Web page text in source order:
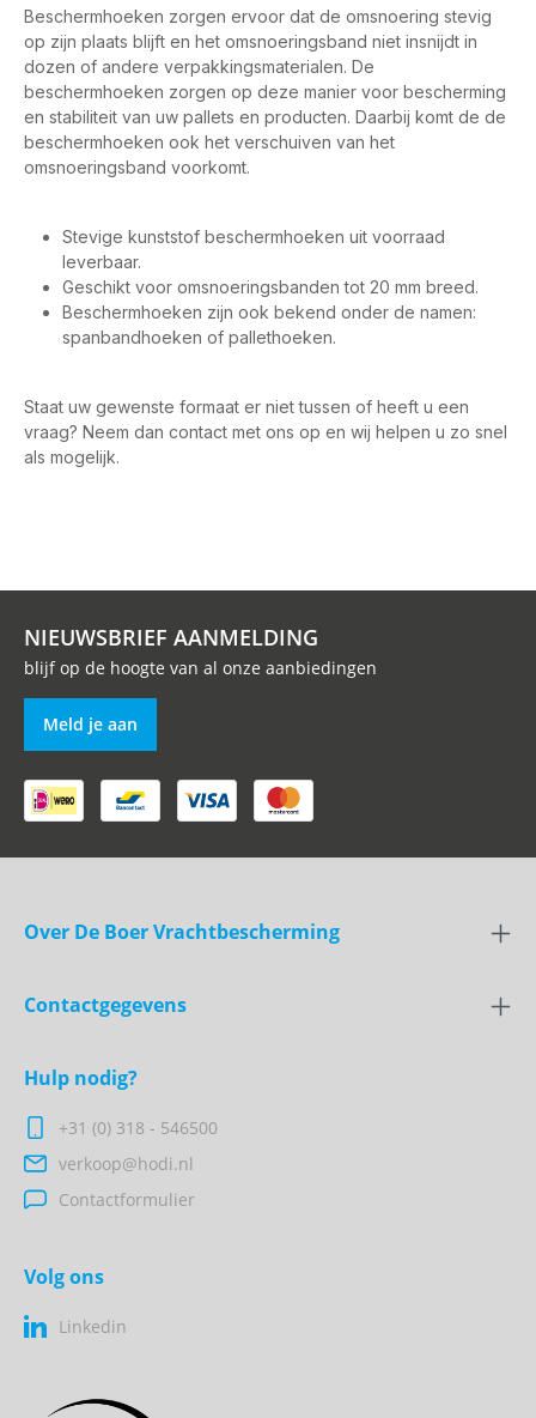
Beschermhoeken zorgen ervoor dat de omsnoering stevig
op zijn plaats blijft en het omsnoeringsband niet insnijdt in
dozen of andere verpakkingsmaterialen. De
beschermhoeken zorgen op deze manier voor bescherming
en stabiliteit van uw pallets en producten. Daarbij komt de de
beschermhoeken ook het verschuiven van het
omsnoeringsband voorkomt.
Stevige kunststof beschermhoeken uit voorraad
leverbaar.
Geschikt voor omsnoeringsbanden tot 20 mm breed.
Beschermhoeken zijn ook bekend onder de namen:
spanbandhoeken of pallethoeken.
Staat uw gewenste formaat er niet tussen of heeft u een
vraag? Neem dan contact met ons op en wij helpen u zo snel
als mogelijk.
NIEUWSBRIEF AANMELDING
blijf op de hoogte van al onze aanbiedingen
Meld je aan
Volg ons
Linkedin
Over De Boer Vrachtbescherming
Contactgegevens
Hulp nodig?
+31 (0) 318 - 546500
verkoop@hodi.nl
Contactformulier